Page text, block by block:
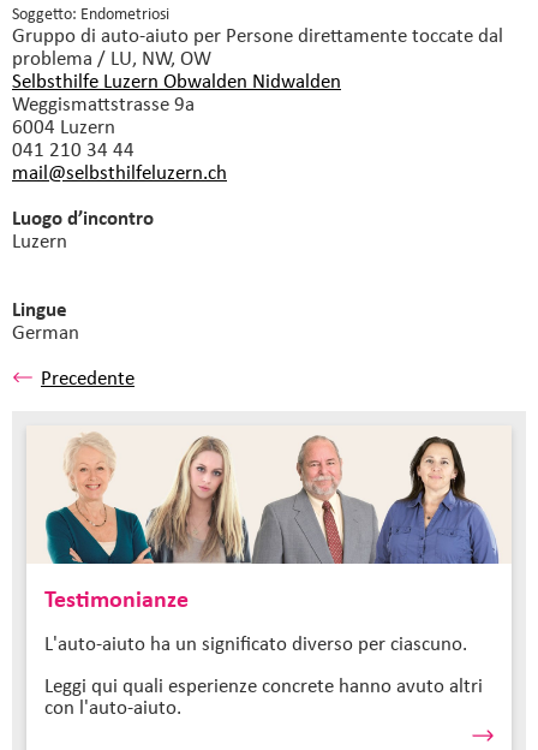
Soggetto: Endometriosi
Gruppo di auto-aiuto per Persone direttamente toccate dal
problema / LU, NW, OW
Selbsthilfe Luzern Obwalden Nidwalden
Weggismattstrasse 9a
6004 Luzern
041 210 34 44
mail@selbsthilfeluzern.ch
Luogo d’incontro
Luzern
Lingue
German
Precedente
Testimonianze
L'auto-aiuto ha un significato diverso per ciascuno.
Leggi qui quali esperienze concrete hanno avuto altri
con l'auto-aiuto.